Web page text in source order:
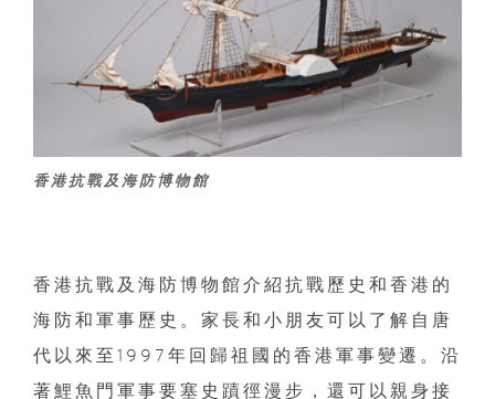
香港抗戰及海防博物館
香港抗戰及海防博物館介紹抗戰歷史和香港的
海防和軍事歷史。家長和小朋友可以了解自唐
代以來至1997年回歸祖國的香港軍事變遷。沿
著鯉魚門軍事要塞史蹟徑漫步，還可以親身接